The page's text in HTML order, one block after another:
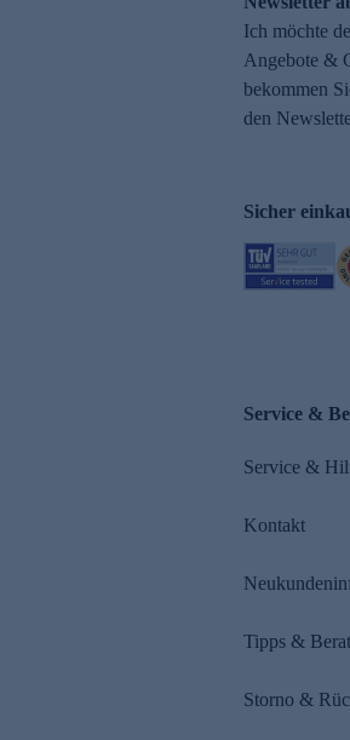
Ich möchte
Angebote &
bekommen
den
Sicher
Service &
Service &
Kontakt
Tipps &
Storno &